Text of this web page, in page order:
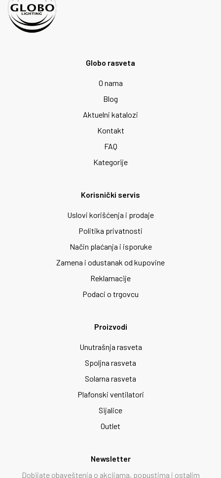
Globo rasveta
O nama
Blog
Aktuelni katalozi
Kontakt
FAQ
Kategorije
Korisnički servis
Uslovi korišćenja i prodaje
Politika privatnosti
Način plaćanja i isporuke
Zamena i odustanak od kupovine
Reklamacije
Podaci o trgovcu
Proizvodi
Unutrašnja rasveta
Spoljna rasveta
Solarna rasveta
Plafonski ventilatori
Sijalice
Outlet
Newsletter
Dobijate obaveštenja o akcijama, popustima i ostalim